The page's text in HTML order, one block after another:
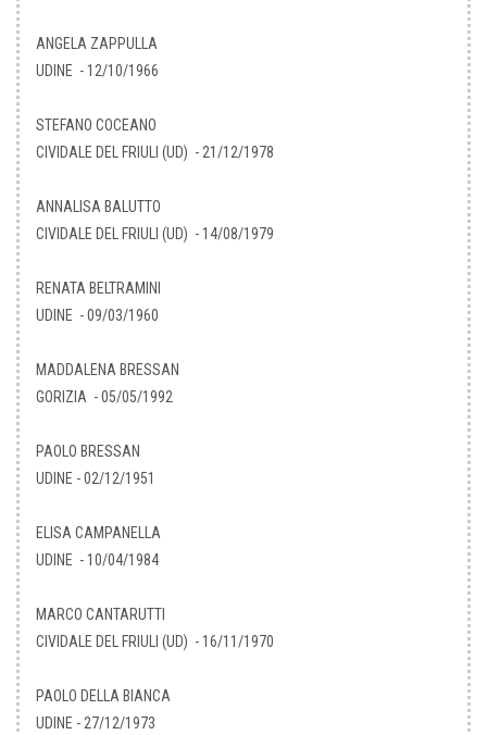
ANGELA ZAPPULLA
UDINE - 12/10/1966
STEFANO COCEANO
CIVIDALE DEL FRIULI (UD) - 21/12/1978
ANNALISA BALUTTO
CIVIDALE DEL FRIULI (UD) - 14/08/1979
RENATA BELTRAMINI
UDINE - 09/03/1960
MADDALENA BRESSAN
GORIZIA - 05/05/1992
PAOLO BRESSAN
UDINE - 02/12/1951
ELISA CAMPANELLA
UDINE - 10/04/1984
MARCO CANTARUTTI
CIVIDALE DEL FRIULI (UD) - 16/11/1970
PAOLO DELLA BIANCA
UDINE - 27/12/1973